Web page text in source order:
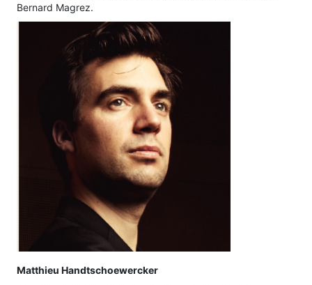
Bernard Magrez.
Matthieu Handtschoewercker